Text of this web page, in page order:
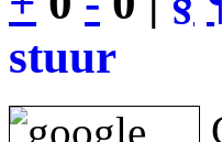
stuur